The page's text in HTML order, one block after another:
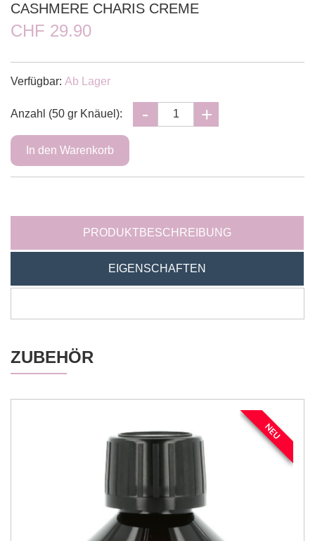
CASHMERE CHARIS CREME
CHF 29.90
Verfügbar: Ab Lager
Anzahl (50 gr Knäuel):
PRODUKTBESCHREIBUNG
EIGENSCHAFTEN
ZUBEHÖR
NEU